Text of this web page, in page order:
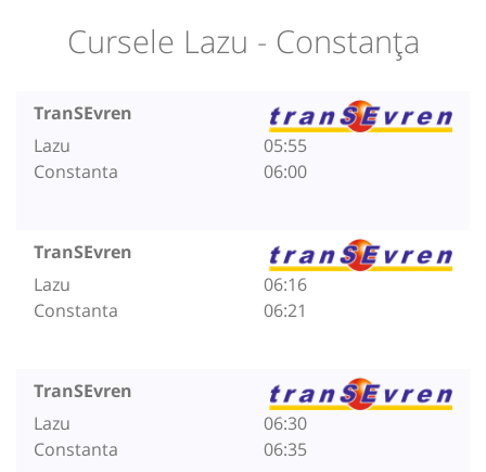
Cursele Lazu - Constanța
TranSEvren
Lazu
Constanta
05:55
06:00
TranSEvren
Lazu
Constanta
06:16
06:21
TranSEvren
Lazu
Constanta
06:30
06:35